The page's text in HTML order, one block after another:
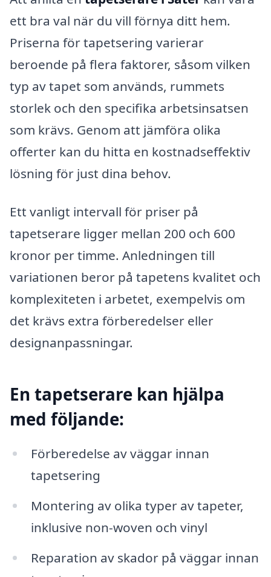
ett bra val när du vill förnya ditt hem.
Priserna för tapetsering varierar
beroende på flera faktorer, såsom vilken
typ av tapet som används, rummets
storlek och den specifika arbetsinsatsen
som krävs. Genom att jämföra olika
offerter kan du hitta en kostnadseffektiv
lösning för just dina behov.
Ett vanligt intervall för priser på
tapetserare ligger mellan 200 och 600
kronor per timme. Anledningen till
variationen beror på tapetens kvalitet och
komplexiteten i arbetet, exempelvis om
det krävs extra förberedelser eller
designanpassningar.
En tapetserare kan hjälpa
med följande:
Förberedelse av väggar innan
tapetsering
Montering av olika typer av tapeter,
inklusive non-woven och vinyl
Reparation av skador på väggar innan